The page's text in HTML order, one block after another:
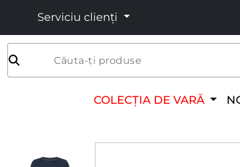
Serviciu clienți
Căuta-ți produse
COLECȚIA DE VARĂ